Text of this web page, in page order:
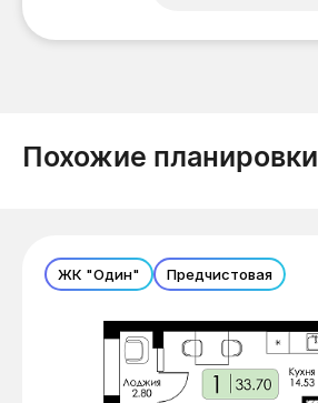
Похожие планировки
ЖК "Один" Предчистовая